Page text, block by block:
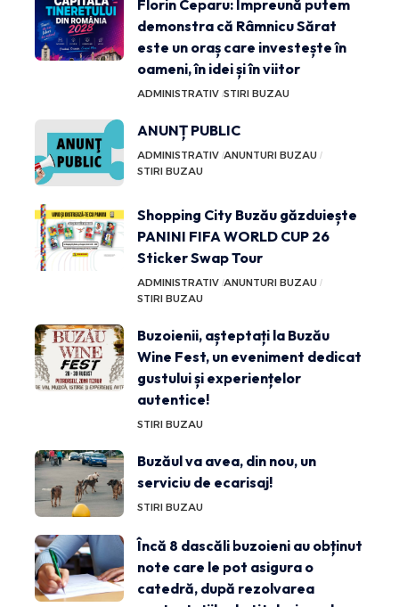
Florin Ceparu: Împreună putem
demonstra că Râmnicu Sărat
este un oraș care investește în
oameni, în idei și în viitor
ADMINISTRATIV STIRI BUZAU
ANUNȚ PUBLIC
ADMINISTRATIV ANUNTURI BUZAU
STIRI BUZAU
Shopping City Buzău găzduiește
PANINI FIFA WORLD CUP 26
Sticker Swap Tour
ADMINISTRATIV ANUNTURI BUZAU
STIRI BUZAU
Buzoienii, așteptați la Buzău
Wine Fest, un eveniment dedicat
gustului și experiențelor
autentice!
STIRI BUZAU
Buzăul va avea, din nou, un
serviciu de ecarisaj!
STIRI BUZAU
Încă 8 dascăli buzoieni au obținut
note care le pot asigura o
catedră, după rezolvarea